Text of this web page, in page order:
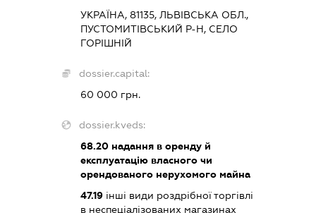
УКРАЇНА, 81135, ЛЬВІВСЬКА ОБЛ.,
ПУСТОМИТІВСЬКИЙ Р-Н, СЕЛО
ГОРІШНІЙ
dossier.capital:
60 000 грн.
dossier.kveds:
68.20надання в оренду й
експлуатацію власного чи
орендованого нерухомого майна
47.19інші види роздрібної торгівлі
в неспеціалізованих магазинах